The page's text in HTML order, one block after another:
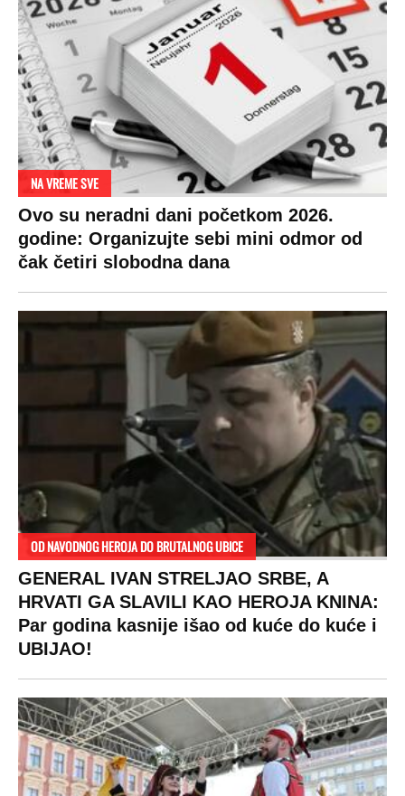
NA VREME SVE
Ovo su neradni dani početkom 2026.
godine: Organizujte sebi mini odmor od
čak četiri slobodna dana
OD NAVODNOG HEROJA DO BRUTALNOG UBICE
GENERAL IVAN STRELJAO SRBE, A
HRVATI GA SLAVILI KAO HEROJA KNINA:
Par godina kasnije išao od kuće do kuće i
UBIJAO!